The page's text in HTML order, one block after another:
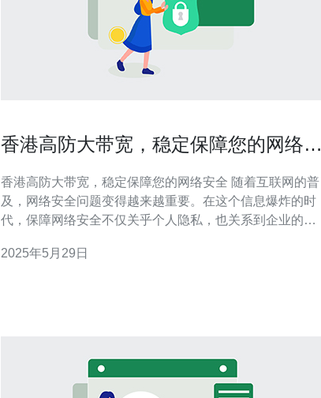
香港高防大带宽，稳定保障您的网络安
香港高防大带宽，稳定保障您的网络安全 随着互联网的普
及，网络安全问题变得越来越重要。在这个信息爆炸的时
代，保障网络安全不仅关乎个人隐私，也关系到企业的商
务商至关重要。 香港作为亚洲的金融中心和信息枢纽，拥
2025年5月29日